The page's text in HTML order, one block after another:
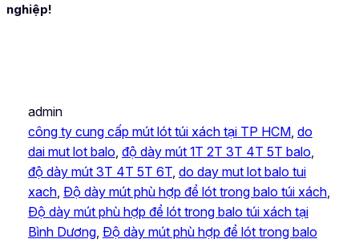
nghiệp!
admin
công ty cung cấp mút lót túi xách tại TP HCM, do
dai mut lot balo, độ dày mút 1T 2T 3T 4T 5T balo
độ dày mút 3T 4T 5T 6T, do day mut lot balo tui
xach, Độ dày mút phù hợp để lót trong balo túi xách
Độ dày mút phù hợp để lót trong balo túi xách tại
Bình Dương, Độ dày mút phù hợp để lót trong balo